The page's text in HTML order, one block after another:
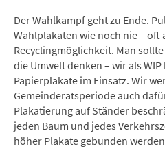
Der Wahlkampf geht zu Ende.
Wahlplakaten wie noch nie – oft
Recyclingmöglichkeit. Man
die Umwelt denken – wir als
Papierplakate im Einsatz. Wir
Gemeinderatsperiode auch
Plakatierung auf Ständer
jeden Baum und jedes
höher Plakate gebunden